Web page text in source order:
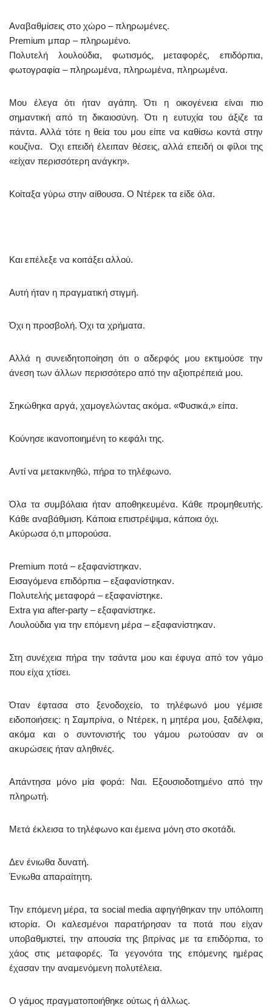
Αναβαθμίσεις στο χώρο – πληρωμένες.
Premium μπαρ – πληρωμένο.
Πολυτελή λουλούδια, φωτισμός, μεταφορές, επιδόρπια,
φωτογραφία – πληρωμένα, πληρωμένα, πληρωμένα.
Μου έλεγα ότι ήταν αγάπη. Ότι η οικογένεια είναι πιο
σημαντική από τη δικαιοσύνη. Ότι η ευτυχία του άξιζε τα
πάντα. Αλλά τότε η θεία του μου είπε να καθίσω κοντά στην
κουζίνα. Όχι επειδή έλειπαν θέσεις, αλλά επειδή οι φίλοι της
«είχαν περισσότερη ανάγκη».
Κοίταξα γύρω στην αίθουσα. Ο Ντέρεκ τα είδε όλα.
Και επέλεξε να κοιτάξει αλλού.
Αυτή ήταν η πραγματική στιγμή.
Όχι η προσβολή. Όχι τα χρήματα.
Αλλά η συνειδητοποίηση ότι ο αδερφός μου εκτιμούσε την
άνεση των άλλων περισσότερο από την αξιοπρέπειά μου.
Σηκώθηκα αργά, χαμογελώντας ακόμα. «Φυσικά,» είπα.
Κούνησε ικανοποιημένη το κεφάλι της.
Αντί να μετακινηθώ, πήρα το τηλέφωνο.
Όλα τα συμβόλαια ήταν αποθηκευμένα. Κάθε προμηθευτής.
Κάθε αναβάθμιση. Κάποια επιστρέψιμα, κάποια όχι.
Ακύρωσα ό,τι μπορούσα.
Premium ποτά – εξαφανίστηκαν.
Εισαγόμενα επιδόρπια – εξαφανίστηκαν.
Πολυτελής μεταφορά – εξαφανίστηκε.
Extra για after-party – εξαφανίστηκε.
Λουλούδια για την επόμενη μέρα – εξαφανίστηκαν.
Στη συνέχεια πήρα την τσάντα μου και έφυγα από τον γάμο
που είχα χτίσει.
Όταν έφτασα στο ξενοδοχείο, το τηλέφωνό μου γέμισε
ειδοποιήσεις: η Σαμπρίνα, ο Ντέρεκ, η μητέρα μου, ξαδέλφια,
ακόμα και ο συντονιστής του γάμου ρωτούσαν αν οι
ακυρώσεις ήταν αληθινές.
Απάντησα μόνο μία φορά: Ναι. Εξουσιοδοτημένο από την
πληρωτή.
Μετά έκλεισα το τηλέφωνο και έμεινα μόνη στο σκοτάδι.
Δεν ένιωθα δυνατή.
Ένιωθα απαραίτητη.
Την επόμενη μέρα, τα social media αφηγήθηκαν την υπόλοιπη
ιστορία. Οι καλεσμένοι παρατήρησαν τα ποτά που είχαν
υποβαθμιστεί, την απουσία της βιτρίνας με τα επιδόρπια, το
χάος στις μεταφορές. Τα γεγονότα της επόμενης ημέρας
έχασαν την αναμενόμενη πολυτέλεια.
Ο γάμος πραγματοποιήθηκε ούτως ή άλλως.